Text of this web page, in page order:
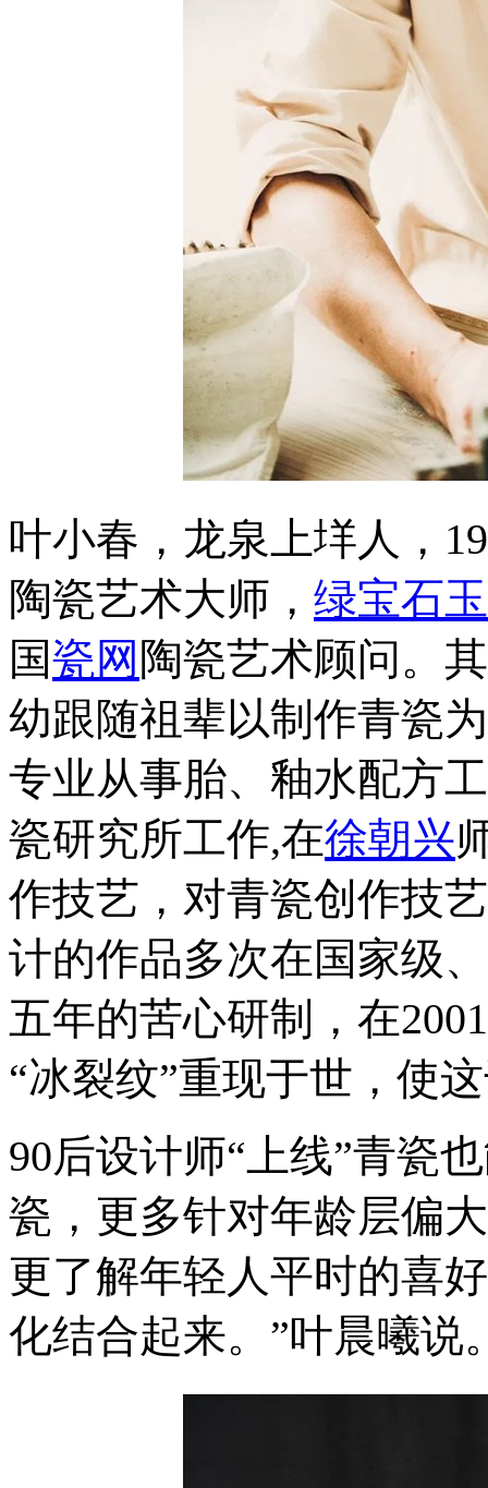
叶小春，龙泉上垟人，
陶瓷艺术大师， 绿宝石
国瓷网 陶瓷艺术顾问。
幼跟随祖辈以制作青瓷
专业从事胎、釉水配方
瓷研究所工作,在徐朝兴
作技艺，对青瓷创作技
计的作品多次在国家级
五年的苦心研制，在
“冰裂纹”重现于世，使
90后设计师“上线”青瓷
瓷，更多针对年龄层偏
更了解年轻人平时的喜
化结合起来。”叶晨曦说